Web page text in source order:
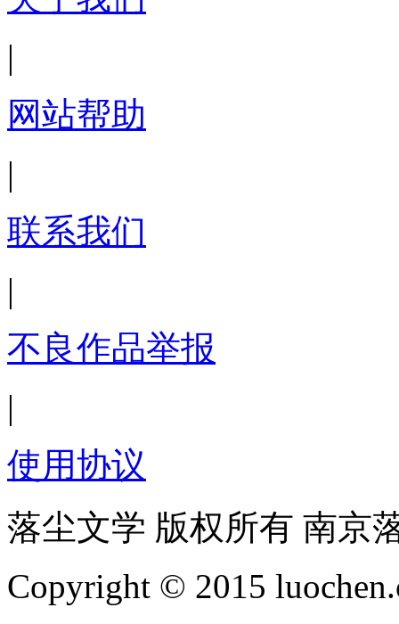
|
网站帮助
|
联系我们
|
不良作品举报
|
使用协议
落尘文学 版权所有 南京
Copyright © 2015